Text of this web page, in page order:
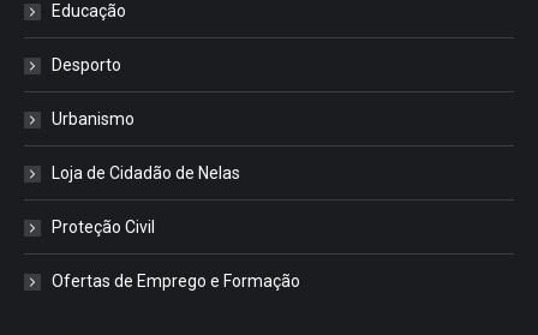
Educação
Desporto
Urbanismo
Loja de Cidadão de Nelas
Proteção Civil
Ofertas de Emprego e Formação